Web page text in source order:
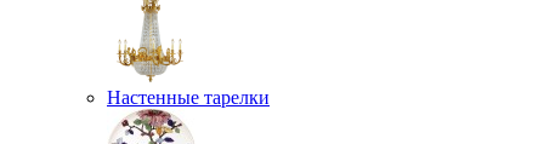
Настенные тарелки